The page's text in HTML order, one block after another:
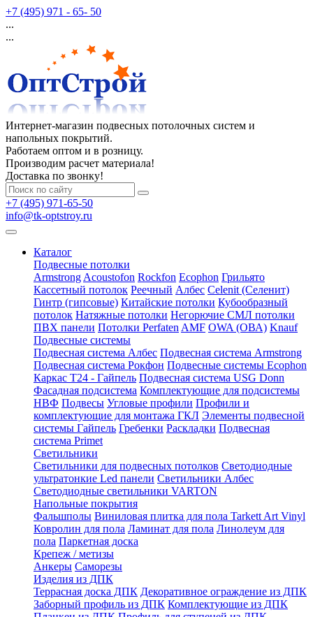
+7 (495) 971 - 65- 50
...
...
Интернет-магазин подвесных потолочных систем и
напольных покрытий.
Работаем оптом и в розницу.
Производим расчет материала!
Доставка по звонку!
+7 (495) 971-65-50
info@tk-optstroy.ru
Каталог
Подвесные потолки
Armstrong Acoustofon Rockfon Ecophon Грильято
Кассетный потолок Реечный Албес Celenit (Селенит)
Гинтр (гипсовые) Китайские потолки Кубообразный
потолок Натяжные потолки Негорючие СМЛ потолки
ПВХ панели Потолки Perfaten AMF OWA (ОВА) Knauf
Подвесные системы
Подвесная система Албес Подвесная система Armstrong
Подвесная система Рокфон Подвесные системы Ecophon
Каркас Т24 - Гайпель Подвесная система USG Donn
Фасадная подсистема Комплектующие для подсистемы
НВФ Подвесы Угловые профили Профили и
комплектующие для монтажа ГКЛ Элементы подвесной
системы Гайпель Гребенки Раскладки Подвесная
система Primet
Светильники
Светильники для подвесных потолков Светодиодные
ультратонкие Led панели Светильники Албес
Светодиодные светильники VARTON
Напольные покрытия
Фальшполы Виниловая плитка для пола Tarkett Art Vinyl
Ковролин для пола Ламинат для пола Линолеум для
пола Паркетная доска
Крепеж / метизы
Анкеры Саморезы
Изделия из ДПК
Террасная доска ДПК Декоративное ограждение из ДПК
Заборный профиль из ДПК Комплектующие из ДПК